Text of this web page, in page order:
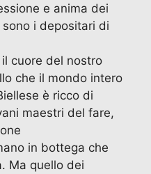
e anima dei
i depositari di
cuore del nostro
che il mondo intero
è ricco di
maestri del fare,
in bottega che
Ma quello dei